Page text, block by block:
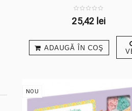
25,42 lei
ADAUGĂ ÎN COŞ
NOU